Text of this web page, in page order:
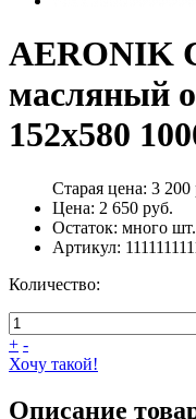
AERONIK
масляный
152x580
Старая цена: 3 200
Цена: 2 650 руб.
Остаток: много шт.
Артикул:
Количество:
+ -
Хочу такой!
Описание